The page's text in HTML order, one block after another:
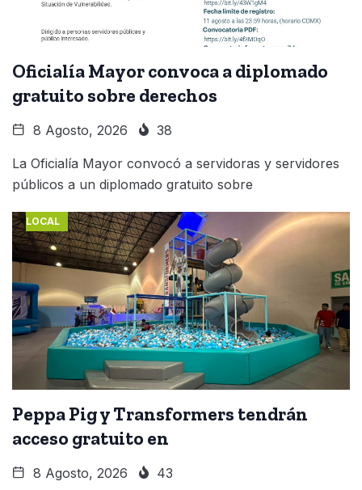
Oficialía Mayor convoca a diplomado
gratuito sobre derechos
8 Agosto, 2026 38
La Oficialía Mayor convocó a servidoras y servidores
públicos a un diplomado gratuito sobre
LOCAL
Peppa Pig y Transformers tendrán
acceso gratuito en
8 Agosto, 2026 43